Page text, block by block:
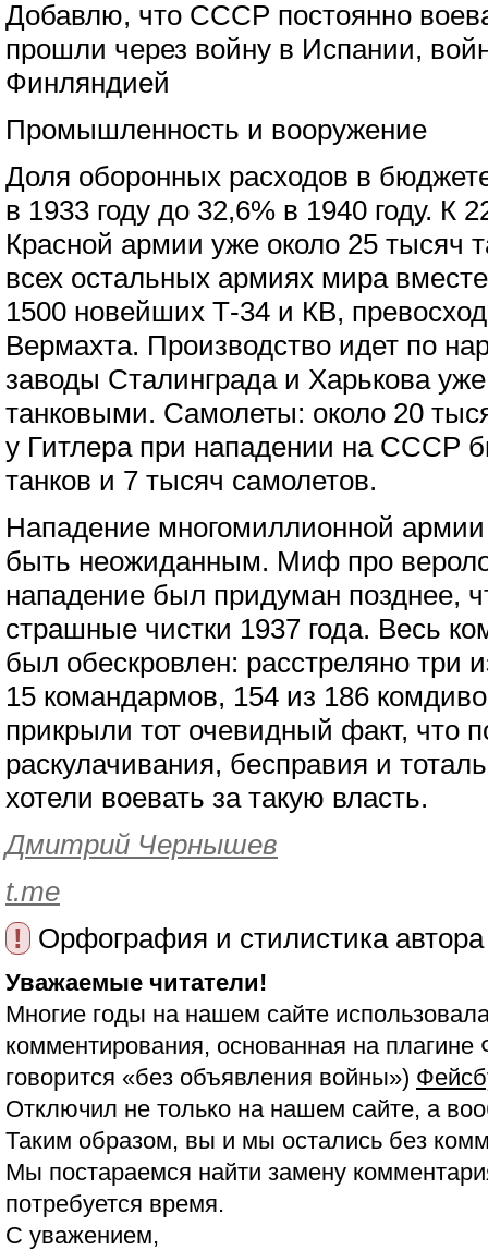
Добавлю, что СССР постоянно
прошли через войну в Испании,
Финляндией
Промышленность и вооружение
Доля оборонных расходов в
в 1933 году до 32,6% в 1940 году. К
Красной армии уже около 25 тысяч
всех остальных армиях мира
1500 новейших Т-34 и КВ,
Вермахта. Производство идет по
заводы Сталинграда и Харькова
танковыми. Самолеты: около 20
у Гитлера при нападении на СССР
танков и 7 тысяч самолетов.
Нападение многомиллионной
быть неожиданным. Миф про
нападение был придуман позднее,
страшные чистки 1937 года. Весь
был обескровлен: расстреляно три
15 командармов, 154 из 186
прикрыли тот очевидный факт, что
раскулачивания, бесправия и
хотели воевать за такую власть.
Дмитрий Чернышев
t.me
!
Орфография и стилистика
Уважаемые читатели!
Многие годы на нашем сайте
комментирования, основанная на
говорится «без объявления войны»)
Отключил не только на нашем сайте, а
Таким образом, вы и мы остались без
Мы постараемся найти замену
потребуется время.
С уважением,